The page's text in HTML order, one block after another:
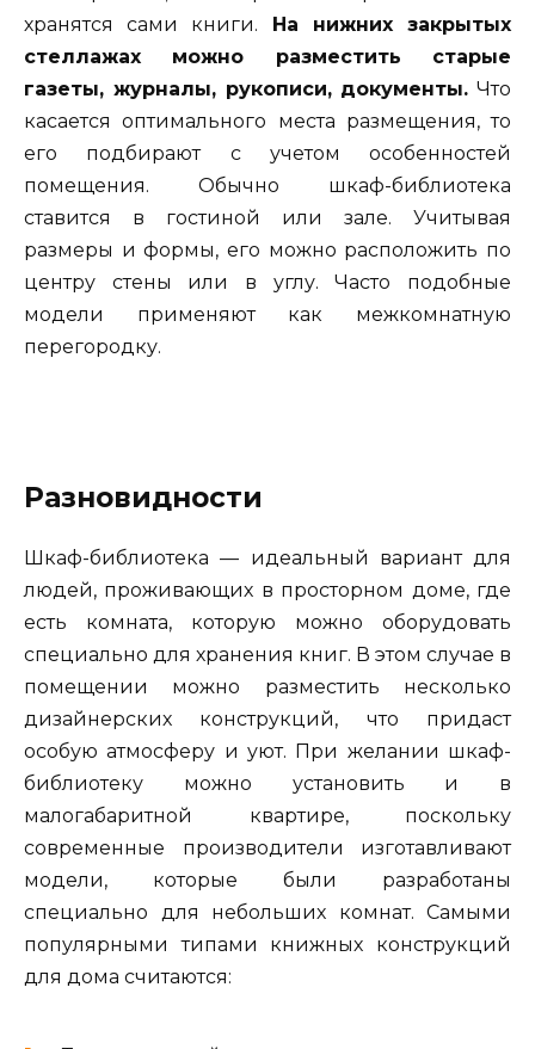
хранятся сами книги. На нижних закрытых
стеллажах можно разместить старые
газеты, журналы, рукописи, документы. Что
касается оптимального места размещения, то
его подбирают с учетом особенностей
помещения. Обычно шкаф-библиотека
ставится в гостиной или зале. Учитывая
размеры и формы, его можно расположить по
центру стены или в углу. Часто подобные
модели применяют как межкомнатную
перегородку.
Разновидности
Шкаф-библиотека — идеальный вариант для
людей, проживающих в просторном доме, где
есть комната, которую можно оборудовать
специально для хранения книг. В этом случае в
помещении можно разместить несколько
дизайнерских конструкций, что придаст
особую атмосферу и уют. При желании шкаф-
библиотеку можно установить и в
малогабаритной квартире, поскольку
современные производители изготавливают
модели, которые были разработаны
специально для небольших комнат. Самыми
популярными типами книжных конструкций
для дома считаются: